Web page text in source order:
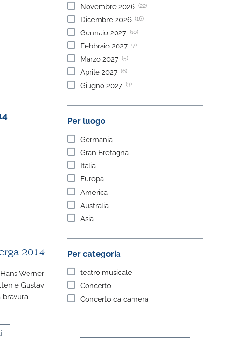
2014
Werner
e Gustav
bravura
Novembre 2026 (22)
Dicembre 2026 (16)
Gennaio 2027 (10)
Febbraio 2027 (7)
Marzo 2027 (5)
Aprile 2027 (6)
Giugno 2027 (3)
Per luogo
Germania
Gran Bretagna
Italia
Europa
America
Australia
Asia
Per categoria
teatro musicale
Concerto
Concerto da camera